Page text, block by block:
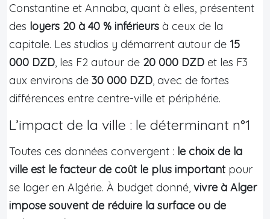
Constantine et Annaba, quant à elles, présentent
des loyers 20 à 40 % inférieurs à ceux de la
capitale. Les studios y démarrent autour de 15
000 DZD, les F2 autour de 20 000 DZD et les F3
aux environs de 30 000 DZD, avec de fortes
différences entre centre-ville et périphérie.
L’impact de la ville : le déterminant n°1
Toutes ces données convergent : le choix de la
ville est le facteur de coût le plus importantpour
se loger en Algérie. À budget donné, vivre à Alger
impose souvent de réduire la surface ou de